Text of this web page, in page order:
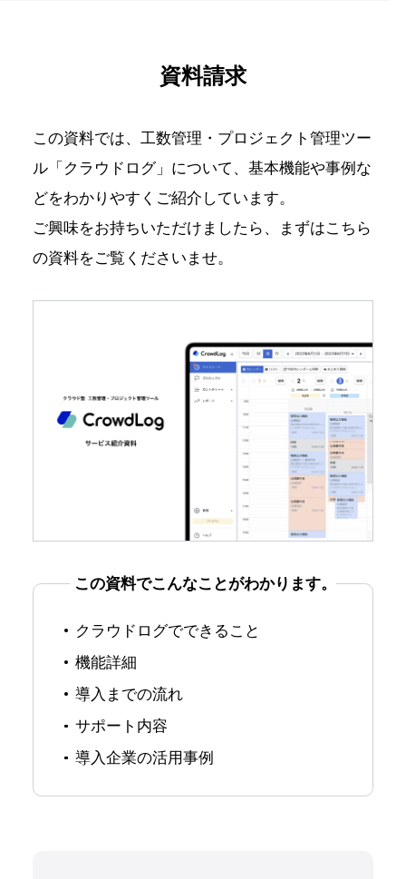
データインポートサービスは基本的に無料
ですが、データのフォーマットによっては
詳しくは弊社担当までお問い合わせくださ
い。
お問い合わせ
まま引き継ぐことが可能です。
資料請求
この資料では、工数管理・プロジェクト管理ツー
ル「クラウドログ」について、 基本機能や事例な
どをわかりやすくご紹介しています。
ご興味をお持ちいただけましたら、まずはこちら
の資料をご覧くださいませ。
この資料でこんなことがわかります。
クラウドログでできること
機能詳細
導入までの流れ
サポート内容
導入企業の活用事例